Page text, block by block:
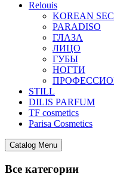
Relouis
KOREAN
PARADISO
ГЛАЗА
ЛИЦО
ГУБЫ
НОГТИ
STILL
DILIS PARFUM
TF cosmetics
Parisa Cosmetics
Catalog Menu
Все категории